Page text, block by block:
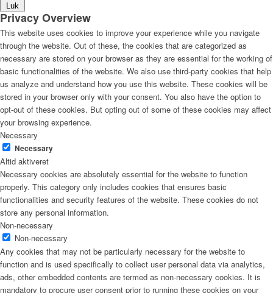
Luk
Privacy Overview
This website uses cookies to improve your experience while you navigate
through the website. Out of these, the cookies that are categorized as
necessary are stored on your browser as they are essential for the working of
basic functionalities of the website. We also use third-party cookies that help
us analyze and understand how you use this website. These cookies will be
stored in your browser only with your consent. You also have the option to
opt-out of these cookies. But opting out of some of these cookies may affect
your browsing experience.
Necessary
Necessary
Altid aktiveret
Necessary cookies are absolutely essential for the website to function
properly. This category only includes cookies that ensures basic
functionalities and security features of the website. These cookies do not
store any personal information.
Non-necessary
Non-necessary
Any cookies that may not be particularly necessary for the website to
function and is used specifically to collect user personal data via analytics,
ads, other embedded contents are termed as non-necessary cookies. It is
mandatory to procure user consent prior to running these cookies on your